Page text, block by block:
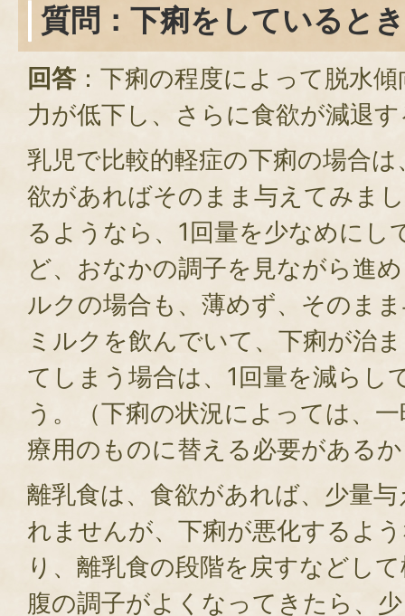
質問：下痢をしていると
回答：下痢の程度によって脱水
力が低下し、さらに食欲が減退
乳児で比較的軽症の下痢の場合
欲があればそのまま与えてみま
るようなら、1回量を少なめにし
ど、おなかの調子を見ながら進
ルクの場合も、薄めず、そのま
ミルクを飲んでいて、下痢が治
てしまう場合は、1回量を減らし
う。（下痢の状況によっては、
療用のものに替える必要がある
離乳食は、食欲があれば、少量
れませんが、下痢が悪化するよ
り、離乳食の段階を戻すなどし
腹の調子がよくなってきたら、